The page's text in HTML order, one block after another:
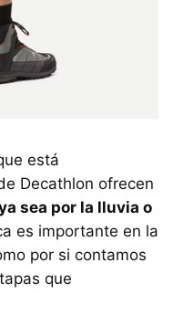
está
Decathlon ofrecen
sea por la lluvia o
es importante en la
por si contamos
que